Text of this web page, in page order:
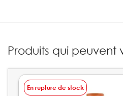
Produits qui peuvent
En rupture de stock